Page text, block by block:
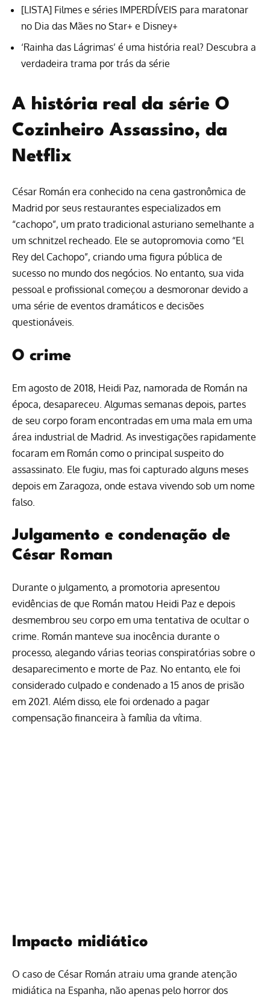
[LISTA] Filmes e séries IMPERDÍVEIS para maratonar
no Dia das Mães no Star+ e Disney+
‘Rainha das Lágrimas’ é uma história real? Descubra a
verdadeira trama por trás da série
A história real da série O
Cozinheiro Assassino, da
Netflix
César Román era conhecido na cena gastronômica de
Madrid por seus restaurantes especializados em
“cachopo”, um prato tradicional asturiano semelhante a
um schnitzel recheado. Ele se autopromovia como “El
Rey del Cachopo”, criando uma figura pública de
sucesso no mundo dos negócios. No entanto, sua vida
pessoal e profissional começou a desmoronar devido a
uma série de eventos dramáticos e decisões
questionáveis.
O crime
Em agosto de 2018, Heidi Paz, namorada de Román na
época, desapareceu. Algumas semanas depois, partes
de seu corpo foram encontradas em uma mala em uma
área industrial de Madrid. As investigações rapidamente
focaram em Román como o principal suspeito do
assassinato. Ele fugiu, mas foi capturado alguns meses
depois em Zaragoza, onde estava vivendo sob um nome
falso.
Julgamento e condenação de
César Roman
Durante o julgamento, a promotoria apresentou
evidências de que Román matou Heidi Paz e depois
desmembrou seu corpo em uma tentativa de ocultar o
crime. Román manteve sua inocência durante o
processo, alegando várias teorias conspiratórias sobre o
desaparecimento e morte de Paz. No entanto, ele foi
considerado culpado e condenado a 15 anos de prisão
em 2021. Além disso, ele foi ordenado a pagar
compensação financeira à família da vítima.
Impacto midiático
O caso de César Román atraiu uma grande atenção
midiática na Espanha, não apenas pelo horror dos